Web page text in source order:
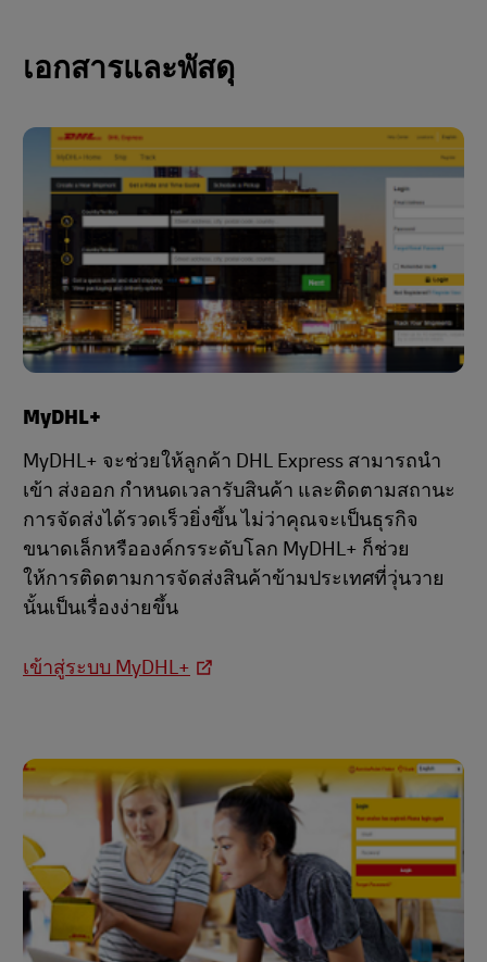
เอกสารและพัสดุ
MyDHL+
MyDHL+ จะช่วยให้ลูกค้า DHL Express สามารถนำ
เข้า ส่งออก กำหนดเวลารับสินค้า และติดตามสถานะ
การจัดส่งได้รวดเร็วยิ่งขึ้น ไม่ว่าคุณจะเป็นธุรกิจ
ขนาดเล็กหรือองค์กรระดับโลก MyDHL+ ก็ช่วย
ให้การติดตามการจัดส่งสินค้าข้ามประเทศที่วุ่นวาย
นั้นเป็นเรื่องง่ายขึ้น
เข้าสู่ระบบ MyDHL+